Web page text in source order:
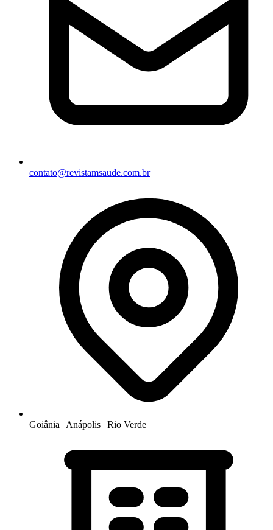
contato@revistamsaude.com.br
Goiânia | Anápolis | Rio Verde